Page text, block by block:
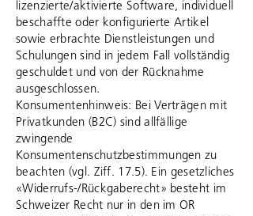
lizenzierte/aktivierte Software, individuell
beschaffte oder konfigurierte Artikel
sowie erbrachte Dienstleistungen und
Schulungen sind in jedem Fall vollständig
geschuldet und von der Rücknahme
ausgeschlossen.
Konsumentenhinweis: Bei Verträgen mit
Privatkunden (B2C) sind allfällige
zwingende
Konsumentenschutzbestimmungen zu
beachten (vgl. Ziff. 17.5). Ein gesetzliches
«Widerrufs-/Rückgaberecht» besteht im
Schweizer Recht nur in den im OR